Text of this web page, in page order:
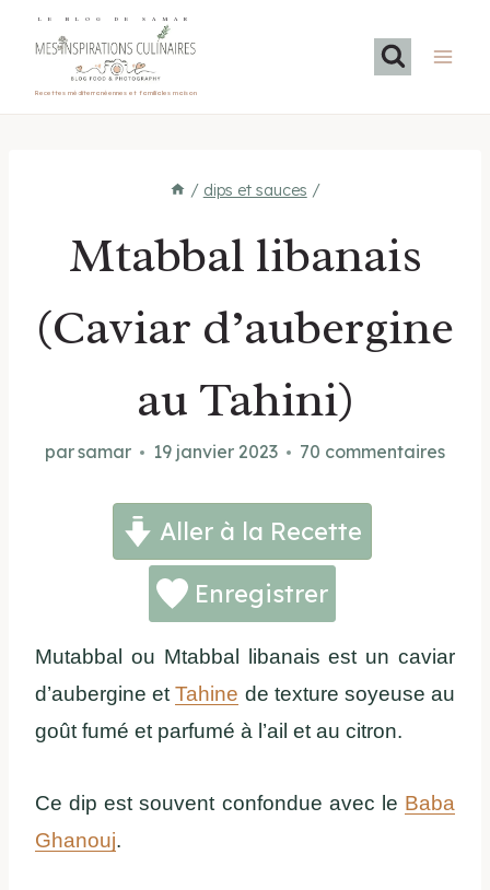
LE BLOG DE SAMAR
Recettes méditerranéennes et familiales maison
/ dips et sauces /
Mtabbal libanais
(Caviar d’aubergine
au Tahini)
parsamar 19 janvier 2023 70 commentaires
Aller à la Recette
Enregistrer
Mutabbal ou Mtabbal libanais est un caviar
d’aubergine etTahine de texture soyeuse au
goût fumé et parfumé à l’ail et au citron.
Ce dip est souvent confondue avec le Baba
Ghanouj.